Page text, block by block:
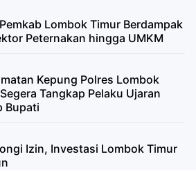
Lombok Timur Berdampak
Peternakan hingga UMKM
Kepung Polres Lombok
Tangkap Pelaku Ujaran
Bupati
Izin, Investasi Lombok Timur